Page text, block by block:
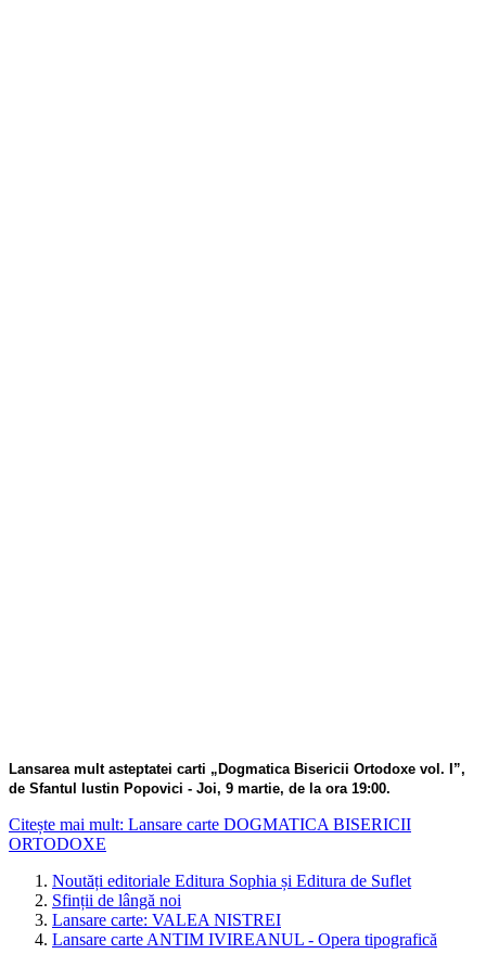
Lansarea mult asteptatei carti „Dogmatica Bisericii Ortodoxe vol. I”,
de Sfantul Iustin Popovici - Joi, 9 martie, de la ora 19:00.
Citește mai mult: Lansare carte DOGMATICA BISERICII
ORTODOXE
Noutăți editoriale Editura Sophia și Editura de Suflet
Sfinții de lângă noi
Lansare carte: VALEA NISTREI
Lansare carte ANTIM IVIREANUL - Opera tipografică